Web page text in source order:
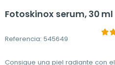
Fotoskinox serum, 30 ml
Referencia: 545649
Consigue una piel radiante con